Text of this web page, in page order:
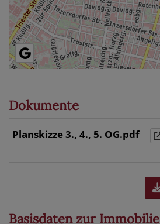
Dokumente
Planskizze 3., 4., 5. OG.pdf
Basisdaten zur Immobilie